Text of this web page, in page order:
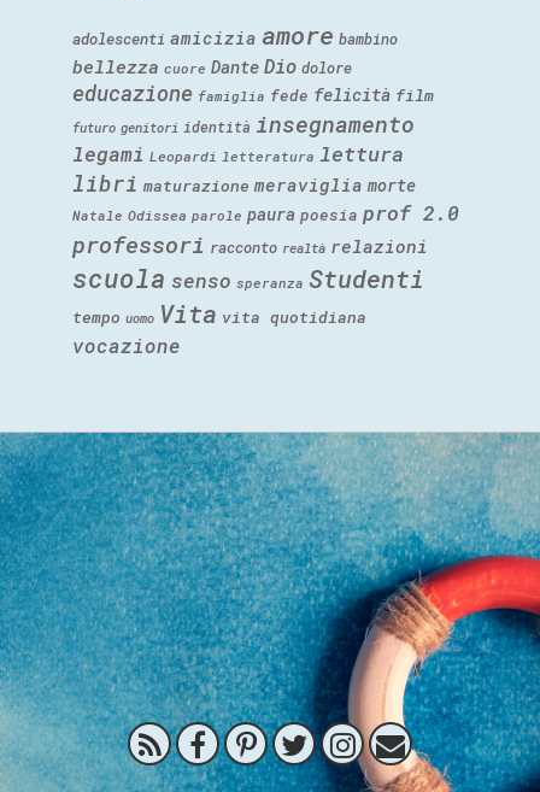
adolescenti amicizia amore bambino
bellezza cuore Dante Dio dolore
educazione famiglia fede felicità film
futuro genitori identità insegnamento
legami Leopardi letteratura lettura
libri maturazione meraviglia morte
Natale Odissea parole paura poesia prof 2.0
professori racconto realtà relazioni
scuola senso speranza Studenti
tempo uomo Vita vita quotidiana
vocazione